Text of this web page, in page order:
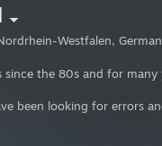
Westfalen,
the 80s and for
been looking for errors
name to 'Chamëleon TBN'